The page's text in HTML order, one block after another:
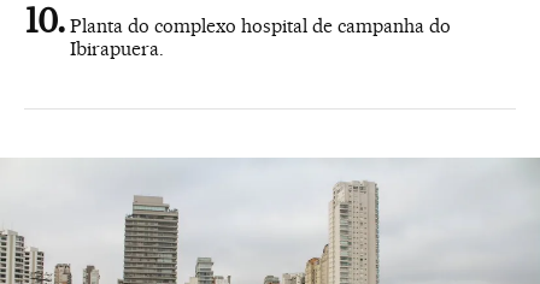
Planta do complexo hospital de campanha do
Ibirapuera.